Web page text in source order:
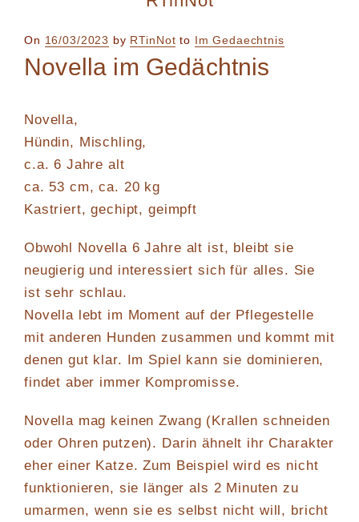
On Posted
16/03/2023 by RTinNot to Im Gedaechtnis
Novella im Gedächtnis
Novella,
Hündin, Mischling,
c.a. 6 Jahre alt
ca. 53 cm, ca. 20 kg
Kastriert, gechipt, geimpft
Obwohl Novella 6 Jahre alt ist, bleibt sie
neugierig und interessiert sich für alles. Sie
ist sehr schlau.
Novella lebt im Moment auf der Pflegestelle
mit anderen Hunden zusammen und kommt mit
denen gut klar. Im Spiel kann sie dominieren,
findet aber immer Kompromisse.
Novella mag keinen Zwang (Krallen schneiden
oder Ohren putzen). Darin ähnelt ihr Charakter
eher einer Katze. Zum Beispiel wird es nicht
funktionieren, sie länger als 2 Minuten zu
umarmen, wenn sie es selbst nicht will, bricht